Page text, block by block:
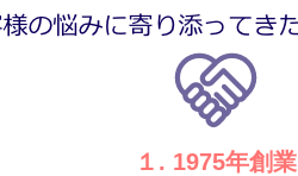
１. 1975年創業